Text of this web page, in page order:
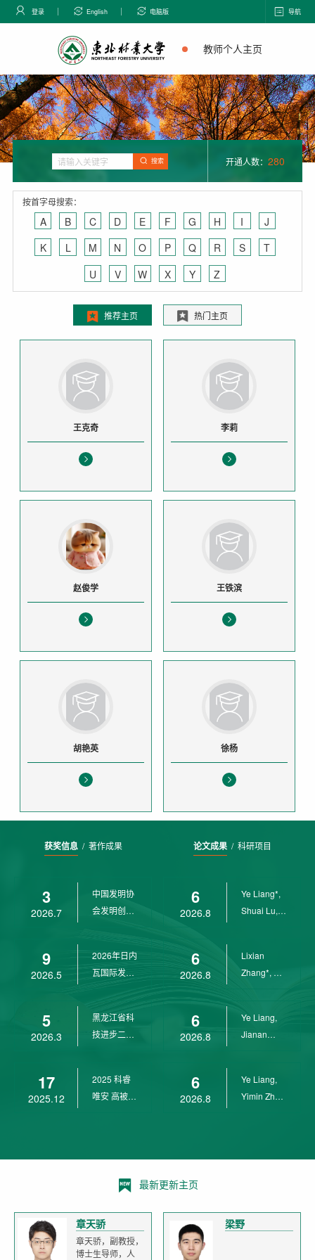
登录 English 电脑版 导航
教师个人主页
搜索 开通人数： 280
按首字母搜索：
A B C D E F G H I
J
K
L M N O P Q R S
T
U
V W X Y Z
推荐主页 热门主页
王克奇 李莉
赵俊学 王铁滨
胡艳英 徐杨
获奖信息/ 著作成果
3
2026.7
中国发明协
会发明创业
9
2026.5
2026年日内
瓦国际发明
5
2026.3
黑龙江省科
技进步二等
17
2025.12
2025 科睿
唯安 高被引
论文成果/ 科研项目
6
2026.8
Ye Liang*,
Shuai Lu,
6
2026.8
Lixian
Zhang*, Ye
6
2026.8
Ye Liang,
Jianan
6
2026.8
Ye Liang,
Yimin Zhu,
最新更新主页
章天骄
章天骄，副教授，
博士生导师，人
梁野